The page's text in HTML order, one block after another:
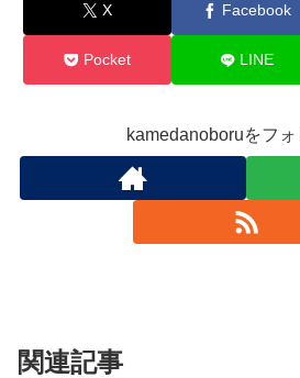
X Facebook
Pocket LINE
kamedanoboruをフ
関連記事